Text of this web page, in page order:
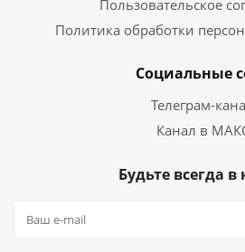
Пользовательское
Политика обработки
Социальные
Телеграм-
Канал в
Будьте всегда в